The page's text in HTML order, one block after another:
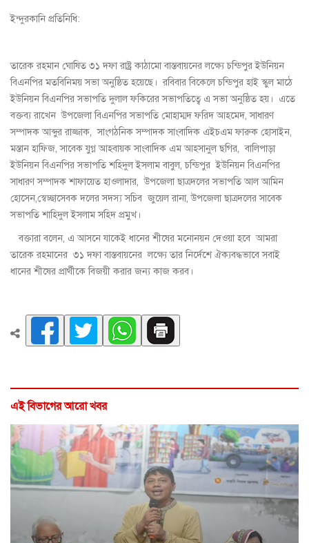
ইন্দুরকানি প্রতিনিধি:
তারেক রহমান ঘোষিত ৩১ দফা রাষ্ট্র কাঠামো বাস্তবায়নের লক্ষ্যে চন্ডিপুর ইউনিয়ন
বিএনপির মতবিনিময় সভা অনুষ্ঠিত হয়েছে। রবিবার বিকেলে চন্ডিপুর হাই স্কুল মাঠে
ইউনিয়ন বিএনপির সভাপতি দুলাল ফকিরের সভাপতিত্বে এ সভা অনুষ্ঠিত হয়। এতে
বক্তব্য রাখেন উপজেলা বিএনপির সভাপতি মোহাম্মদ ফরিদ আহমেদ, সাধারণ
সম্পাদক আব্দুর রাজ্জাক, সাংগঠনিক সম্পাদক সাংবাদিক এইচএম ফারুক হোসাইন,
মস্তান হাফিজ, সাবেক যুগ্ন আহবায়ক সাংবাদিক এম আহসানুল ছগির, বালিপাড়া
ইউনিয়ন বিএনপির সভাপতি শহিদুল ইসলাম বাবুল, চন্ডিপুর ইউনিয়ন বিএনপির
সাধারণ সম্পাদক শাফায়েত হাওলাদার, উপজেলা ছাত্রদলের সভাপতি আল আমিন
হোসেন,স্বেচ্ছাসেবক দলের সদস্য সচিব জুয়েল রানা, উপজেলা ছাত্রদলের সাবেক
সভাপতি শাহিদুল ইসলাম সহিদ প্রমুখ।
বক্তারা বলেন, এ আসনে যাকেই ধানের শীষের মনোনয়ন দেওয়া হবে আমরা
তারেক রহমানের ৩১ দফা বাস্তবায়নের লক্ষ্যে তার নির্দেশে ঐক্যবদ্ধভাবে সবাই
ধানের শীষের প্রার্থীকে বিজয়ী করার জন্য কাজ করব।
এই বিভাগের আরো খবর